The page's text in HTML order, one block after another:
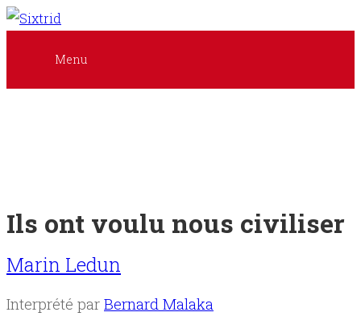
Menu
Interprètes
livres
audio
Tous
Histoire
Sciences
humaines
Ils ont voulu nous civiliser
Marin Ledun
Interprété par Bernard Malaka